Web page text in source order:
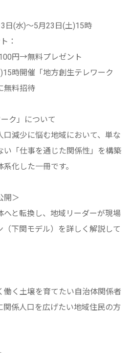
日(水)～5月23日(土)15時
：
円→無料プレゼント
時開催「地方創生テレワーク
無料招待
ク」について
口減少に悩む地域において、単な
い「仕事を通じた関係性」を構築
化した一冊です。
開＞
へと転換し、地域リーダーが現場
（下関モデル）を詳しく解説して
働く土壌を育てたい自治体関係者
関係人口を広げたい地域住民の方